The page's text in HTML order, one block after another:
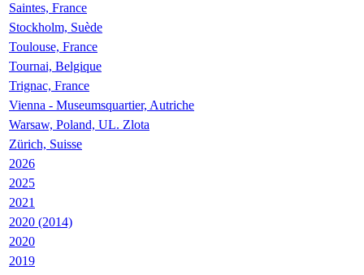
Saintes, France
Stockholm, Suède
Toulouse, France
Tournai, Belgique
Trignac, France
Vienna - Museumsquartier, Autriche
Warsaw, Poland, UL. Zlota
Zürich, Suisse
2026
2025
2021
2020 (2014)
2020
2019